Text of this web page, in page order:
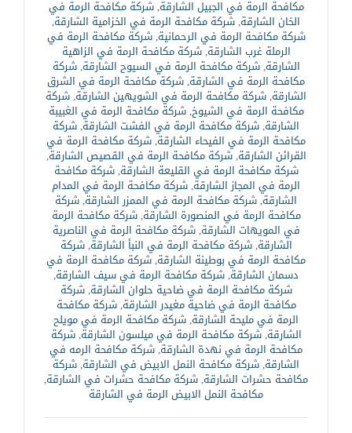
مكافحة الرمة في الجبيل الشارقة,شركة مكافحة الرمة في
الخان الشارقة,شركة مكافحة الرمة في الخزامية الشارقة,
شركة مكافحة الرمة في الرحمانية,شركة مكافحة الرمة في
الرملة غرب الشارقة,شركة مكافحة الرمة في الزاهية
الشارقة,شركة مكافحة الرمة في السيوح الشارقة,شركة
مكافحة الرمة في الشارقة,شركة مكافحة الرمة في الشرق
الشارقة,شركة مكافحة الرمة في الشويهين الشارقة,شركة
مكافحة الرمة في الشيوخ,شركة مكافحة الرمة في الغبيبة
الشارقة,شركة مكافحة الرمة في الفشت الشارقة,شركة
مكافحة الرمة في الفيحاء الشارقة,شركة مكافحة الرمة في
القرائن الشارقة,شركة مكافحة الرمة في القصيص الشارقة,
شركة مكافحة الرمة في القليعة الشارقة,شركة مكافحة
الرمة في المجاز الشارقة,شركة مكافحة الرمة في المدام
الشارقة,شركة مكافحة الرمة في الممزر الشارقة,شركة
مكافحة الرمة في المنصورة الشارقة,شركة مكافحة الرمة
في المويهات الشارقة,شركة مكافحة الرمة في الناصرية
الشارقة,شركة مكافحة الرمة في النبأ الشارقة,شركة
مكافحة الرمة في بوطينة الشارقة,شركة مكافحة الرمة في
دسمان الشارقة,شركة مكافحة الرمة في سيف الشارقة,
شركة مكافحة الرمة في ضاحية حلوان الشارقة,شركة
مكافحة الرمة في ضاحية مغيدر الشارقة,شركة مكافحة
الرمة في مليحة الشارقة,شركة مكافحة الرمة في مويلح
الشارقة,شركة مكافحة الرمة في ميلسون الشارقة,شركة
مكافحة الرمة في نهدة الشارقة,شركة مكافحة الرمه في
الشارقة,شركة مكافحة النمل الابيض في الشارقة,شركة
مكافحة حشرات الشارقة,شركة مكافحة حشرات في الشارقة,
مكافحة النمل الابيض الرمة في الشارقة